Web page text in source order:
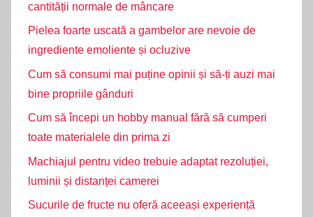
cantității normale de mâncare
Pielea foarte uscată a gambelor are nevoie de
ingrediente emoliente și ocluzive
Cum să consumi mai puține opinii și să-ți auzi mai
bine propriile gânduri
Cum să începi un hobby manual fără să cumperi
toate materialele din prima zi
Machiajul pentru video trebuie adaptat rezoluției,
luminii și distanței camerei
Sucurile de fructe nu oferă aceeași experiență